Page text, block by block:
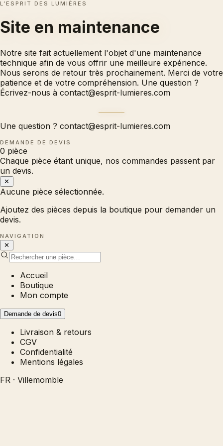
L’ESPRIT DES LUMIÈRES
Site en maintenance
Notre site fait actuellement l'objet d'une maintenance
technique afin de vous offrir une meilleure expérience.
Nous serons de retour très prochainement. Merci de votre
patience et de votre compréhension. Une question ?
Écrivez-nous à contact@esprit-lumieres.com
Une question ? contact@esprit-lumieres.com
DEMANDE DE DEVIS
0 pièce
Chaque pièce étant unique, nos commandes passent par
un devis.
✕
Aucune pièce sélectionnée.
Ajoutez des pièces depuis la boutique pour demander un
devis.
NAVIGATION
✕
Accueil
Boutique
Mon compte
Demande de devis0
Livraison & retours
CGV
Confidentialité
Mentions légales
FR · Villemomble